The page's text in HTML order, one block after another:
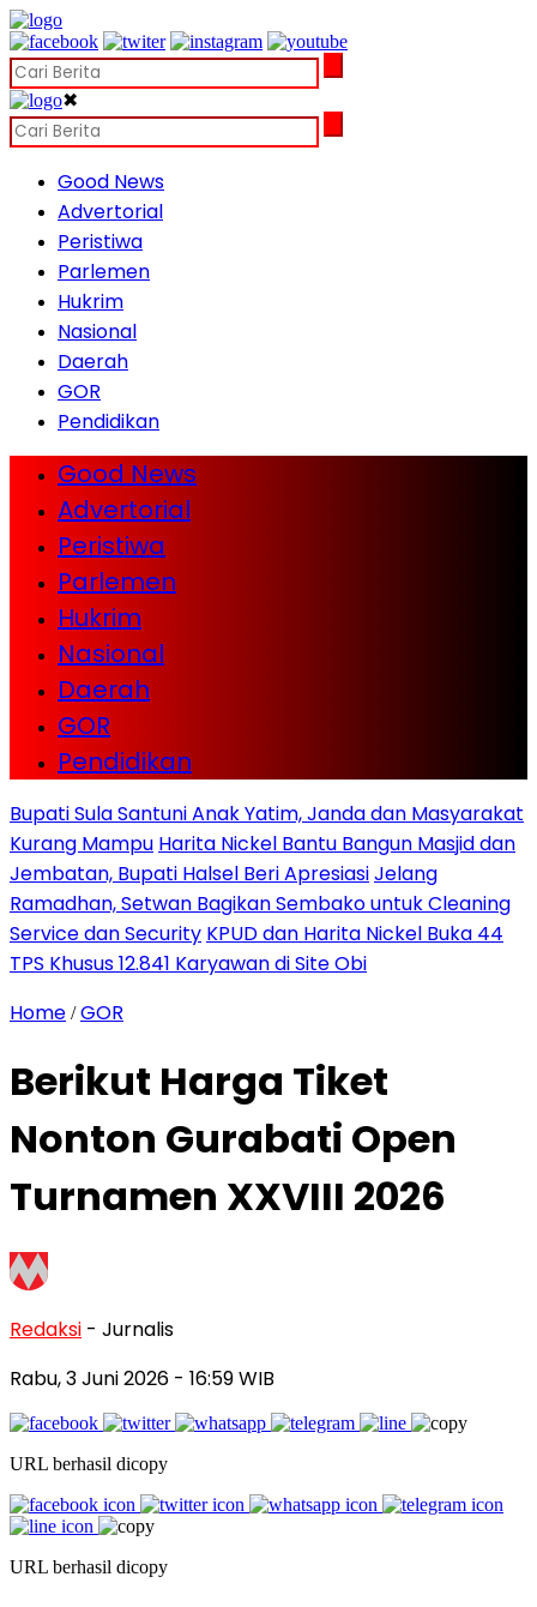
✖
Good News
Advertorial
Peristiwa
Parlemen
Hukrim
Nasional
Daerah
GOR
Pendidikan
Good News
Advertorial
Peristiwa
Parlemen
Hukrim
Nasional
Daerah
GOR
Pendidikan
Bupati Sula Santuni Anak Yatim, Janda dan Masyarakat
Kurang Mampu Harita Nickel Bantu Bangun Masjid dan
Jembatan, Bupati Halsel Beri ApresiasiJelang
Ramadhan, Setwan Bagikan Sembako untuk Cleaning
Service dan Security KPUD dan Harita Nickel Buka 44
TPS Khusus 12.841 Karyawan di Site Obi
Home /GOR
Berikut Harga Tiket
Nonton Gurabati Open
Turnamen XXVIII 2026
Redaksi - Jurnalis
Rabu, 3 Juni 2026 - 16:59 WIB
URL berhasil dicopy
URL berhasil dicopy